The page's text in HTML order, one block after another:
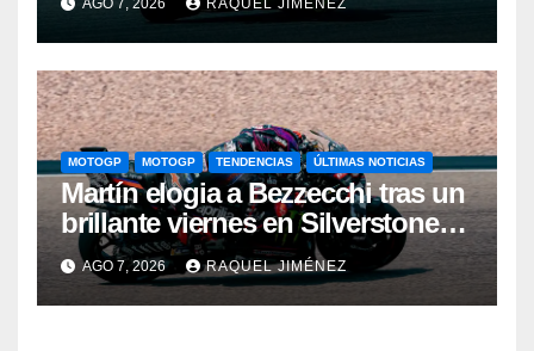
cuando pilotas”
AGO 7, 2026 RAQUEL JIMÉNEZ
MOTOGP MOTOGP TENDENCIAS ÚLTIMAS NOTICIAS
Martín elogia a Bezzecchi tras un
brillante viernes en Silverstone:
“Me ha impresionado por cómo
está”
AGO 7, 2026 RAQUEL JIMÉNEZ